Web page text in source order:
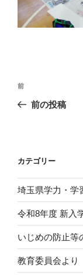
投
ー
シ
ョ
ン
前
の
前
前の投稿
カテゴリー
埼玉県学力・学
令和8年度 新入
いじめの防止等
教育委員会より